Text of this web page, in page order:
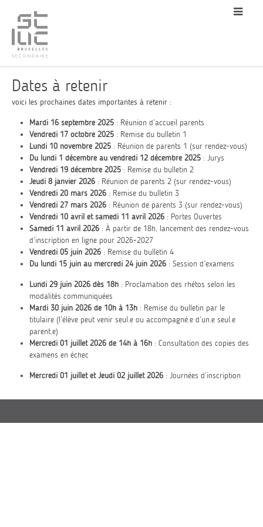
Dates à retenir
voici les prochaines dates importantes à retenir :
Mardi 16 septembre 2025 : Réunion d’accueil parents
Vendredi 17 octobre 2025 : Remise du bulletin 1
Lundi 10 novembre 2025 : Réunion de parents 1 (sur rendez-vous)
Du lundi 1 décembre au vendredi 12 décembre 2025 : Jurys
Vendredi 19 décembre 2025 : Remise du bulletin 2
Jeudi 8 janvier 2026 : Réunion de parents 2 (sur rendez-vous)
Vendredi 20 mars 2026 : Remise du bulletin 3
Vendredi 27 mars 2026 : Réunion de parents 3 (sur rendez-vous)
Vendredi 10 avril et samedi 11 avril 2026 : Portes Ouvertes
Samedi 11 avril 2026 : À partir de 18h, lancement des rendez-vous
d’inscription en ligne pour 2026-2027
Vendredi 05 juin 2026 : Remise du bulletin 4
Du lundi 15 juin au mercredi 24 juin 2026 : Session d’examens
Lundi 29 juin 2026 dès 18h : Proclamation des rhétos selon les
modalités communiquées
Mardi 30 juin 2026 de 10h à 13h : Remise du bulletin par le
titulaire (l’élève peut venir seul.e ou accompagné.e d’un.e seul.e
parent.e)
Mercredi 01 juillet 2026 de 14h à 16h : Consultation des copies des
examens en échec
Mercredi 01 juillet et Jeudi 02 juillet 2026 : Journées d’inscription